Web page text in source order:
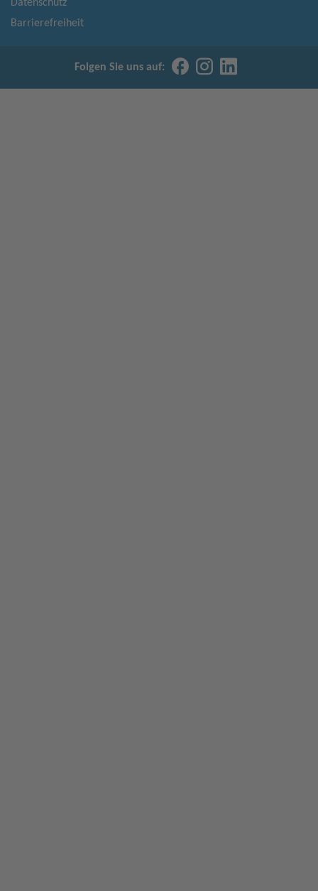
Datenschutz
Barrierefreiheit
Folgen Sie uns auf: